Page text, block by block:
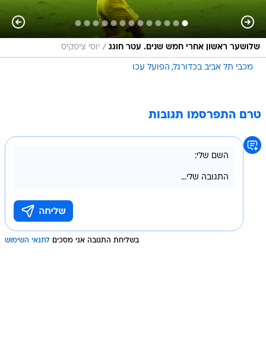
שלושער ראשון אחרי חמש שנים. עטר חוגג / יוסי ציפקיס
מכבי תל אביב בכדורגל הפועל עכו
טרם התפרסמו תגובות
בשליחת התגובה אני מסכים לתנאי השימוש